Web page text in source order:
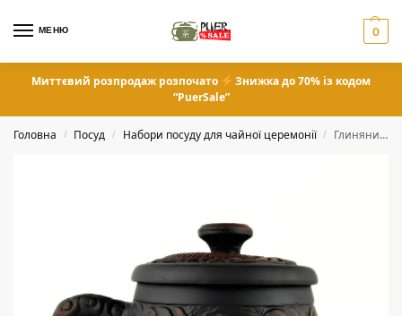
МЕНЮ 0
Миттєвий розпродаж розпочато
Знижка до 70% із кодом
“PuerSale”
Головна / Посуд / Набори посуду для чайної церемонії / Глиняний чайний кухоль «Подих Хмар» з кришкою та рельєфним орнаментом